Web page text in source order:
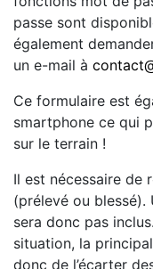
passe sont
également
un e-mail à
Ce formulaire est
smartphone ce qui
sur le terrain !
Il est nécessaire de
(prélevé ou blessé).
sera donc pas
situation, la
donc de l’écarter